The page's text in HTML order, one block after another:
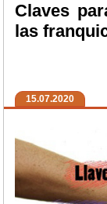
Claves
las
15.07.2020